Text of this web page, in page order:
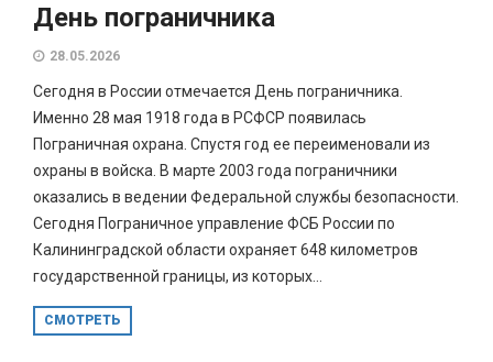
День пограничника
28.05.2026
Сегодня в России отмечается День пограничника.
Именно 28 мая 1918 года в РСФСР появилась
Пограничная охрана. Спустя год ее переименовали из
охраны в войска. В марте 2003 года пограничники
оказались в ведении Федеральной службы безопасности.
Сегодня Пограничное управление ФСБ России по
Калининградской области охраняет 648 километров
государственной границы, из которых...
СМОТРЕТЬ